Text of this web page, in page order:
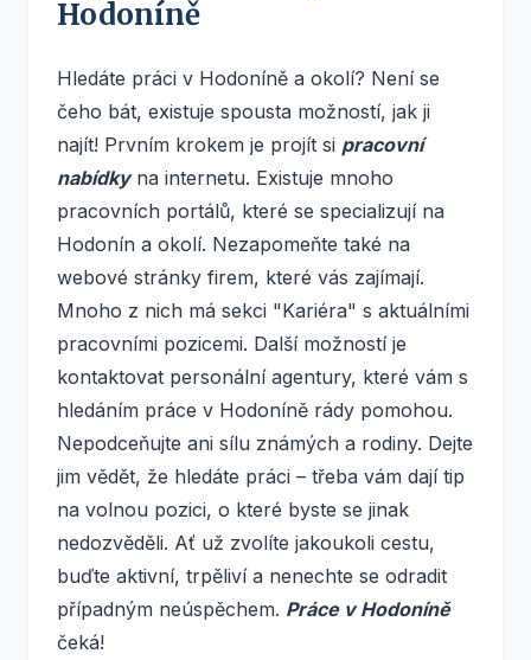
Hodoníně
Hledáte práci v Hodoníně a okolí? Není se
čeho bát, existuje spousta možností, jak ji
najít! Prvním krokem je projít si pracovní
nabídkyna internetu. Existuje mnoho
pracovních portálů, které se specializují na
Hodonín a okolí. Nezapomeňte také na
webové stránky firem, které vás zajímají.
Mnoho z nich má sekci "Kariéra" s aktuálními
pracovními pozicemi. Další možností je
kontaktovat personální agentury, které vám s
hledáním práce v Hodoníně rády pomohou.
Nepodceňujte ani sílu známých a rodiny. Dejte
jim vědět, že hledáte práci – třeba vám dají tip
na volnou pozici, o které byste se jinak
nedozvěděli. Ať už zvolíte jakoukoli cestu,
buďte aktivní, trpěliví a nenechte se odradit
případným neúspěchem. Práce v Hodoníně
čeká!